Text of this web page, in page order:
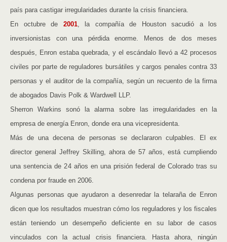
país para castigar irregularidades durante la crisis financiera.
En octubre de 2001, la compañía de Houston sacudió a los
inversionistas con una pérdida enorme. Menos de dos meses
después, Enron estaba quebrada, y el escándalo llevó a 42 procesos
civiles por parte de reguladores bursátiles y cargos penales contra 33
personas y el auditor de la compañía, según un recuento de la firma
de abogados Davis Polk & Wardwell LLP.
Sherron Warkins sonó la alarma sobre las irregularidades en la
empresa de energía Enron, donde era una vicepresidenta.
Más de una decena de personas se declararon culpables. El ex
director general Jeffrey Skilling, ahora de 57 años, está cumpliendo
una sentencia de 24 años en una prisión federal de Colorado tras su
condena por fraude en 2006.
Algunas personas que ayudaron a desenredar la telaraña de Enron
dicen que los resultados muestran cómo los reguladores y los fiscales
están teniendo un desempeño deficiente en su labor de casos
vinculados con la actual crisis financiera. Hasta ahora, ningún